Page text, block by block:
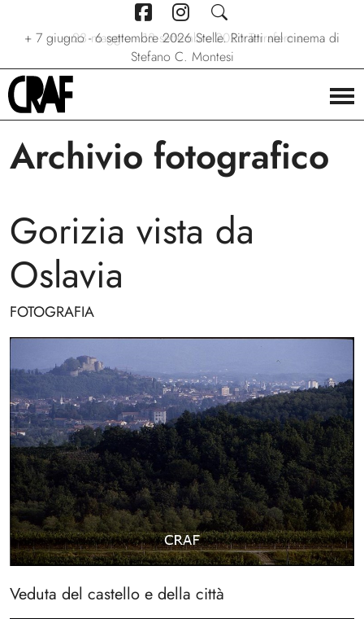
+ 7 giugno - 6 settembre 2026 Stelle. Ritratti nel cinema di
Stefano C. Montesi
+ 23 maggio - 13 settembre 2026 Terraferma
+ 24/04/2026 - 27/09/2026 Via per le strade
Archivio fotografico
Gorizia vista da
Oslavia
FOTOGRAFIA
Veduta del castello e della città